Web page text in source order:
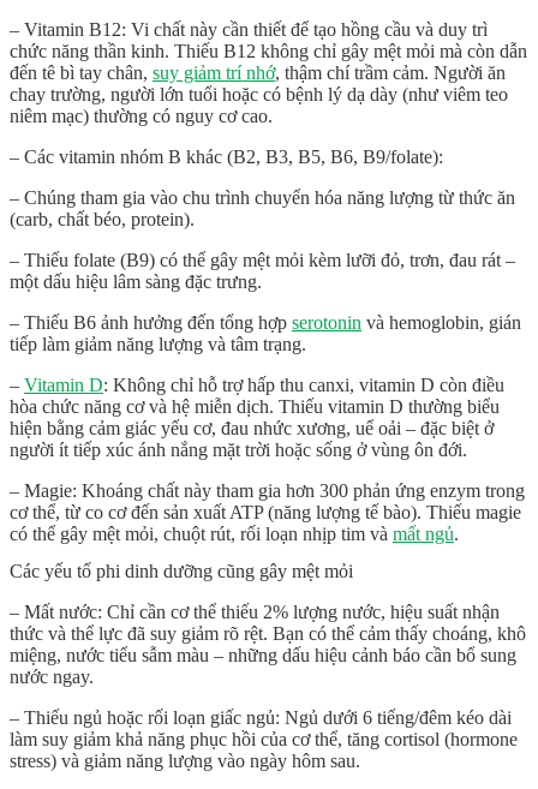
– Vitamin B12: Vi chất này cần thiết để tạo hồng cầu và duy trì
chức năng thần kinh. Thiếu B12 không chỉ gây mệt mỏi mà còn dẫn
đến tê bì tay chân, suy giảm trí nhớ, thậm chí trầm cảm. Người ăn
chay trường, người lớn tuổi hoặc có bệnh lý dạ dày (như viêm teo
niêm mạc) thường có nguy cơ cao.
– Các vitamin nhóm B khác (B2, B3, B5, B6, B9/folate):
– Chúng tham gia vào chu trình chuyển hóa năng lượng từ thức ăn
(carb, chất béo, protein).
– Thiếu folate (B9) có thể gây mệt mỏi kèm lưỡi đỏ, trơn, đau rát –
một dấu hiệu lâm sàng đặc trưng.
– Thiếu B6 ảnh hưởng đến tổng hợp serotonin và hemoglobin, gián
tiếp làm giảm năng lượng và tâm trạng.
– Vitamin D: Không chỉ hỗ trợ hấp thu canxi, vitamin D còn điều
hòa chức năng cơ và hệ miễn dịch. Thiếu vitamin D thường biểu
hiện bằng cảm giác yếu cơ, đau nhức xương, uể oải – đặc biệt ở
người ít tiếp xúc ánh nắng mặt trời hoặc sống ở vùng ôn đới.
– Magie: Khoáng chất này tham gia hơn 300 phản ứng enzym trong
cơ thể, từ co cơ đến sản xuất ATP (năng lượng tế bào). Thiếu magie
có thể gây mệt mỏi, chuột rút, rối loạn nhịp tim và mất ngủ.
Các yếu tố phi dinh dưỡng cũng gây mệt mỏi
– Mất nước: Chỉ cần cơ thể thiếu 2% lượng nước, hiệu suất nhận
thức và thể lực đã suy giảm rõ rệt. Bạn có thể cảm thấy choáng, khô
miệng, nước tiểu sẫm màu – những dấu hiệu cảnh báo cần bổ sung
nước ngay.
– Thiếu ngủ hoặc rối loạn giấc ngủ: Ngủ dưới 6 tiếng/đêm kéo dài
làm suy giảm khả năng phục hồi của cơ thể, tăng cortisol (hormone
stress) và giảm năng lượng vào ngày hôm sau.